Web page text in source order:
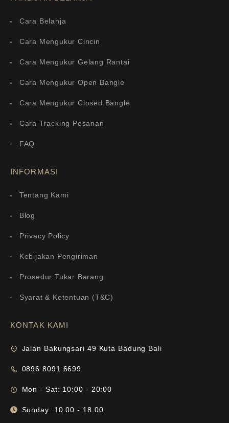
Cara Belanja
Cara Mengukur Cincin
Cara Mengukur Gelang Rantai
Cara Mengukur Open Bangle
Cara Mengukur Closed Bangle
Cara Tracking Pesanan
FAQ
INFORMASI
Tentang Kami
Blog
Privacy Policy
Kebijakan Pengiriman
Prosedur Tukar Barang
Syarat & Ketentuan (T&C)
KONTAK KAMI
Jalan Bakungsari 49 Kuta Badung Bali
0896 8091 6699
Mon - Sat: 10:00 - 20:00
Sunday: 10.00 - 18.00